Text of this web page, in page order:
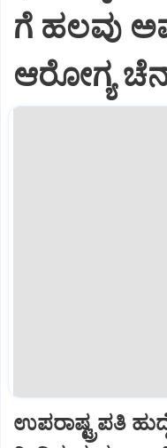
ಗೆ ಹಲವು
ಆರೋಗ್ಯ
ಉಪರಾಷ್ಟ್ರಪತಿ